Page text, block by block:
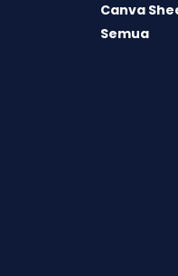
Canva
Semua